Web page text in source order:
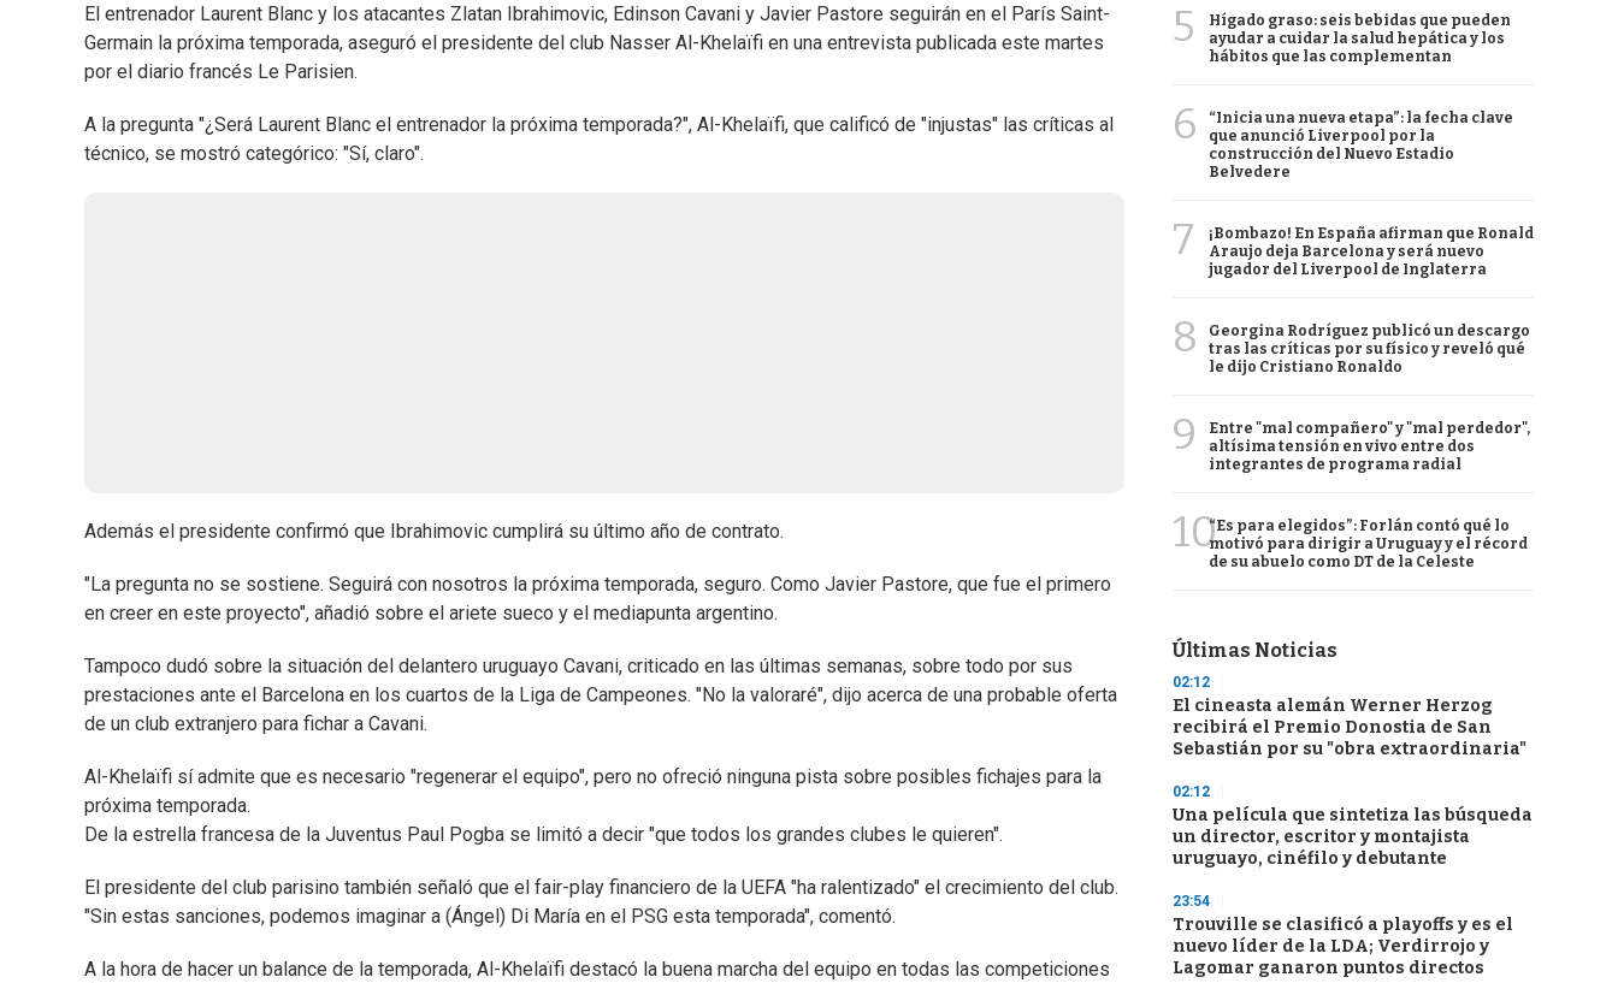
El entrenador Laurent Blanc y los atacantes Zlatan Ibrahimovic, Edinson Cavani y Javier Pastore seguirán en el París Saint-
Germain la próxima temporada, aseguró el presidente del club Nasser Al-Khelaïfi en una entrevista publicada este martes
por el diario francés Le Parisien.
A la pregunta "¿Será Laurent Blanc el entrenador la próxima temporada?", Al-Khelaïfi, que calificó de "injustas" las críticas al
técnico, se mostró categórico: "Sí, claro".
Además el presidente confirmó que Ibrahimovic cumplirá su último año de contrato.
"La pregunta no se sostiene. Seguirá con nosotros la próxima temporada, seguro. Como Javier Pastore, que fue el primero
en creer en este proyecto", añadió sobre el ariete sueco y el mediapunta argentino.
Tampoco dudó sobre la situación del delantero uruguayo Cavani, criticado en las últimas semanas, sobre todo por sus
prestaciones ante el Barcelona en los cuartos de la Liga de Campeones. "No la valoraré", dijo acerca de una probable oferta
de un club extranjero para fichar a Cavani.
Al-Khelaïfi sí admite que es necesario "regenerar el equipo", pero no ofreció ninguna pista sobre posibles fichajes para la
próxima temporada.
De la estrella francesa de la Juventus Paul Pogba se limitó a decir "que todos los grandes clubes le quieren".
El presidente del club parisino también señaló que el fair-play financiero de la UEFA "ha ralentizado" el crecimiento del club.
"Sin estas sanciones, podemos imaginar a (Ángel) Di María en el PSG esta temporada", comentó.
A la hora de hacer un balance de la temporada, Al-Khelaïfi destacó la buena marcha del equipo en todas las competiciones
5
Hígado graso: seis bebidas que pueden
ayudar a cuidar la salud hepática y los
hábitos que las complementan
6
“Inicia una nueva etapa”: la fecha clave
que anunció Liverpool por la
construcción del Nuevo Estadio
Belvedere
7
¡Bombazo! En España afirman que Ronald
Araujo deja Barcelona y será nuevo
jugador del Liverpool de Inglaterra
8
Georgina Rodríguez publicó un descargo
tras las críticas por su físico y reveló qué
le dijo Cristiano Ronaldo
9
Entre "mal compañero" y "mal perdedor",
altísima tensión en vivo entre dos
integrantes de programa radial
10“Es para elegidos”: Forlán contó qué lo
motivó para dirigir a Uruguay y el récord
de su abuelo como DT de la Celeste
Últimas Noticias
02:12
El cineasta alemán Werner Herzog
recibirá el Premio Donostia de San
Sebastián por su "obra extraordinaria"
02:12
Una película que sintetiza las búsqueda
un director, escritor y montajista
uruguayo, cinéfilo y debutante
23:54
Trouville se clasificó a playoffs y es el
nuevo líder de la LDA; Verdirrojo y
Lagomar ganaron puntos directos